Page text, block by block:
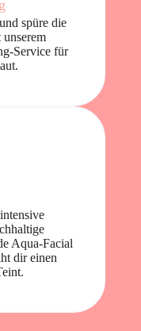
spüre die
Service für
Aqua-Facial
dir einen